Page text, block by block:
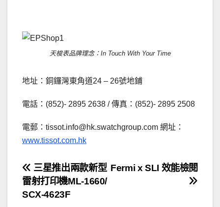
天梭表品牌理念：In Touch With Your Time
地址：銅鑼灣東角道24 – 26號地鋪
電話：(852)- 2895 2638 / 傳真：(852)- 2895 2508
電郵： tissot.info@hk.swatchgroup.com 網址：
www.tissot.com.hk
文
章
Fermi x SLI 效能檢閱
三星推出兩款新型
雷射打印機ML-1660/
SCX-4623F